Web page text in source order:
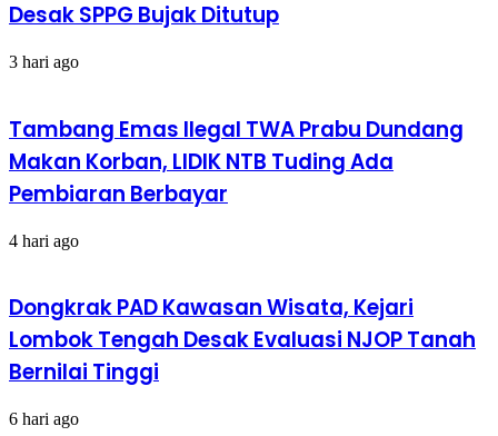
Desak SPPG Bujak Ditutup
3 hari ago
Tambang Emas Ilegal TWA Prabu Dundang
Makan Korban, LIDIK NTB Tuding Ada
Pembiaran Berbayar
4 hari ago
Dongkrak PAD Kawasan Wisata, Kejari
Lombok Tengah Desak Evaluasi NJOP Tanah
Bernilai Tinggi
6 hari ago